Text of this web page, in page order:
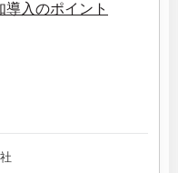
入のポイント